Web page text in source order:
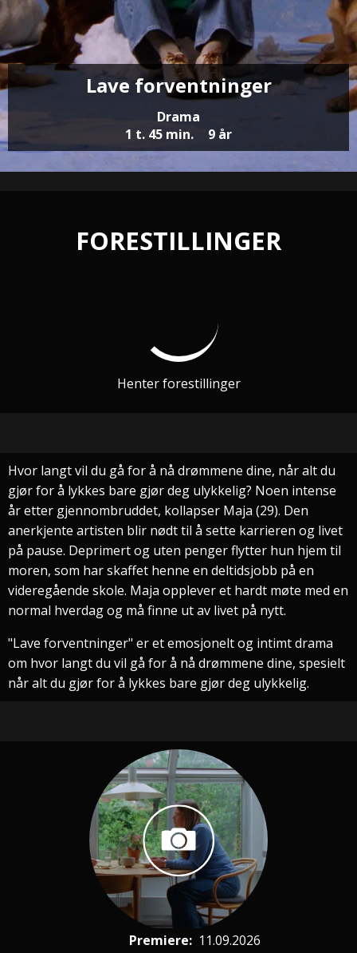
Lave forventninger
Drama
1 t. 45 min.
9 år
FORESTILLINGER
Henter forestillinger
Hvor langt vil du gå for å nå drømmene dine, når alt du
gjør for å lykkes bare gjør deg ulykkelig? Noen intense
år etter gjennombruddet, kollapser Maja (29). Den
anerkjente artisten blir nødt til å sette karrieren og livet
på pause. Deprimert og uten penger flytter hun hjem til
moren, som har skaffet henne en deltidsjobb på en
videregående skole. Maja opplever et hardt møte med en
normal hverdag og må finne ut av livet på nytt.
"Lave forventninger" er et emosjonelt og intimt drama
om hvor langt du vil gå for å nå drømmene dine, spesielt
når alt du gjør for å lykkes bare gjør deg ulykkelig.
Premiere: 11.09.2026